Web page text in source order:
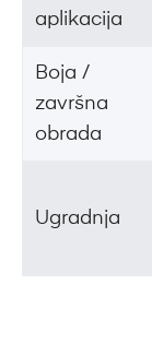
aplikacija
Boja /
završna
obrada
Ugradnja